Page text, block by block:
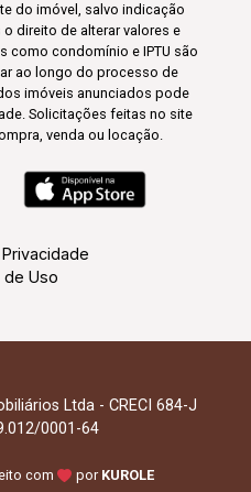
do imóvel, salvo indicação
direito de alterar valores e
como condomínio e IPTU são
ao longo do processo de
imóveis anunciados pode
Solicitações feitas no site
venda ou locação.
de Uso
Ltda - CRECI 684-J
0001-64
com por KUROLE